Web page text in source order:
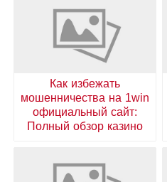
Как избежать
мошенничества на 1win
официальный сайт:
Полный обзор казино